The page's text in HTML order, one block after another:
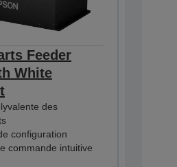
Feeder
White
des
configuration
commande intuitive